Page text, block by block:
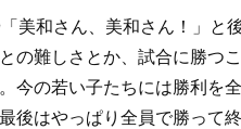
美和さん、美和さん！」と
の難しさとか、試合に勝つ
今の若い子たちには勝利を
後はやっぱり全員で勝って